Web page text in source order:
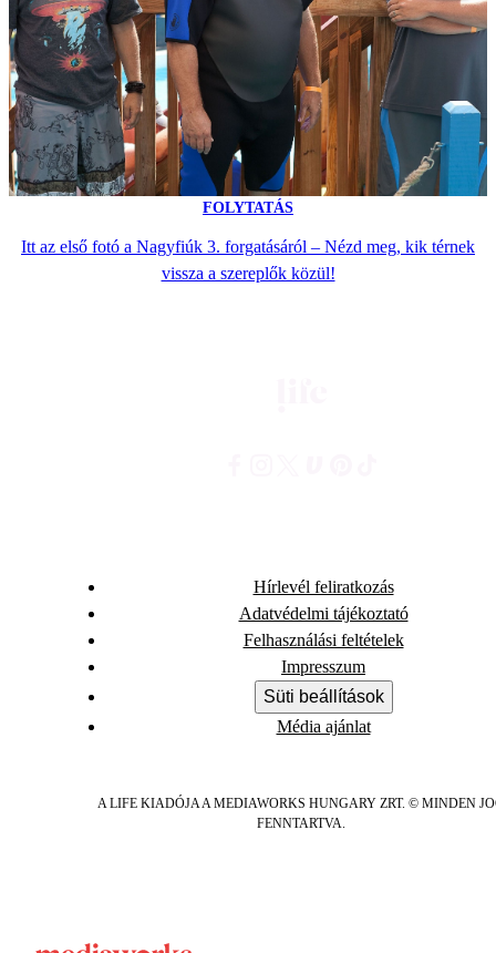
FOLYTATÁS
Itt az első fotó a Nagyfiúk 3. forgatásáról – Nézd meg, kik térnek
vissza a szereplők közül!
Hírlevél feliratkozás
Adatvédelmi tájékoztató
Felhasználási feltételek
Impresszum
Süti beállítások
Média ajánlat
A LIFE KIADÓJA A MEDIAWORKS HUNGARY ZRT. © MINDEN
FENNTARTVA.